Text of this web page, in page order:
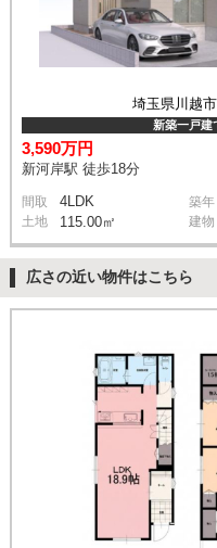
埼玉県川越
新築一戸建
3,590万円
新河岸駅 徒歩18分
間取 4LDK 築年
土地 115.00㎡ 建物
広さの近い物件はこちら